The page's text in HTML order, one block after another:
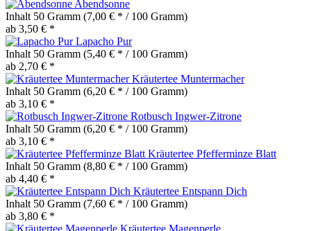
Abendsonne
Inhalt 50 Gramm (7,00 € * / 100 Gramm)
ab 3,50 € *
Lapacho Pur
Inhalt 50 Gramm (5,40 € * / 100 Gramm)
ab 2,70 € *
Kräutertee Muntermacher
Inhalt 50 Gramm (6,20 € * / 100 Gramm)
ab 3,10 € *
Rotbusch Ingwer-Zitrone
Inhalt 50 Gramm (6,20 € * / 100 Gramm)
ab 3,10 € *
Kräutertee Pfefferminze Blatt
Inhalt 50 Gramm (8,80 € * / 100 Gramm)
ab 4,40 € *
Kräutertee Entspann Dich
Inhalt 50 Gramm (7,60 € * / 100 Gramm)
ab 3,80 € *
Kräutertee Magenperle